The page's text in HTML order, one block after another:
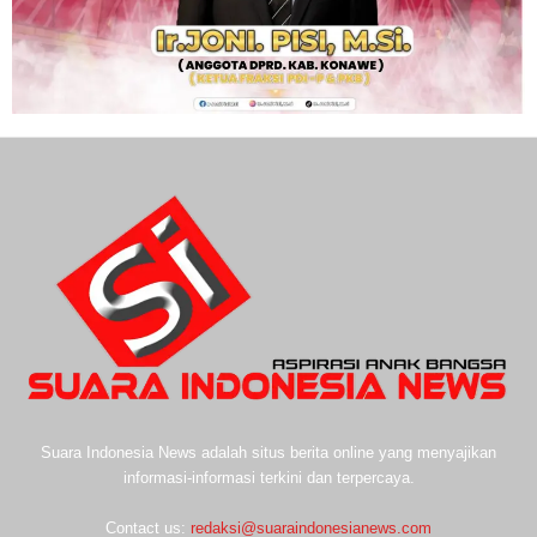
Suara Indonesia News adalah situs berita online yang menyajikan
informasi-informasi terkini dan terpercaya.
Contact us: redaksi@suaraindonesianews.com